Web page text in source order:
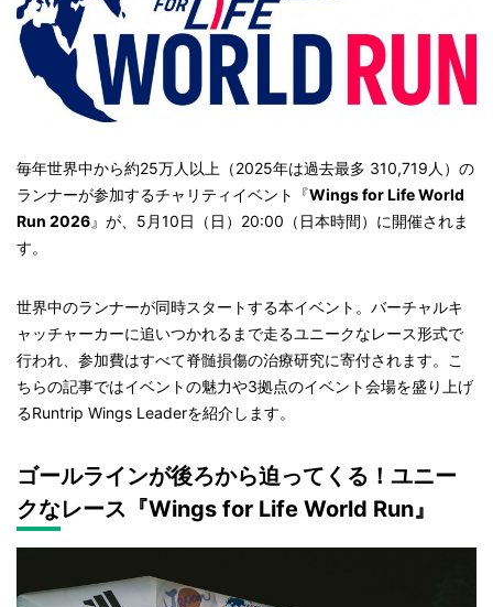
毎年世界中から約25万人以上（2025年は過去最多 310,719人）の
ランナーが参加するチャリティイベント『Wings for Life World
Run 2026』が、5月10日（日）20:00（日本時間）に開催されま
す。
世界中のランナーが同時スタートする本イベント。バーチャルキ
ャッチャーカーに追いつかれるまで走るユニークなレース形式で
行われ、参加費はすべて脊髄損傷の治療研究に寄付されます。こ
ちらの記事ではイベントの魅力や3拠点のイベント会場を盛り上げ
るRuntrip Wings Leaderを紹介します。
ゴールラインが後ろから迫ってくる！ユニー
クなレース『Wings for Life World Run』